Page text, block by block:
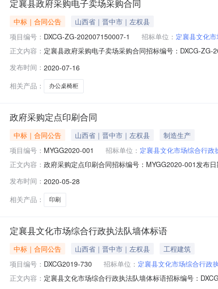
定襄县政府采购电子卖场采购合同
中标｜合同公告
山西省｜晋中市｜左权县
项目编号： DXCG-ZG-202007150007-1 招标单位： 定襄县文化
正文内容： 定襄县政府采购电子卖场采购合同招标编号：DXCG-
综合执法队代理机构：供应商(乙方)：定襄县金鑫源商行
发布时间： 2020-07-16
相关产品：
办公桌椅柜
政府采购定点印刷合同
中标｜合同公告 山西省｜晋中市｜左权县
制造生产
项目编号： MYGG2020-001 招标单位： 定襄县文化市场综合行政
正文内容： 政府采购定点印刷合同招标编号：MYGG2020-001发布
永广告服务部合同附件：免责声明:本页面提供的政府采
任何
发布时间： 2020-05-28
相关产品：
印刷
定襄县文化市场综合行政执法队墙体标语
中标｜合同公告 山西省｜晋中市｜左权县
工程建筑
项目编号： DXCG2019-730 招标单位： 定襄县文化市场综合行政
正文内容： 定襄县文化市场综合行政执法队墙体标语招标编号：